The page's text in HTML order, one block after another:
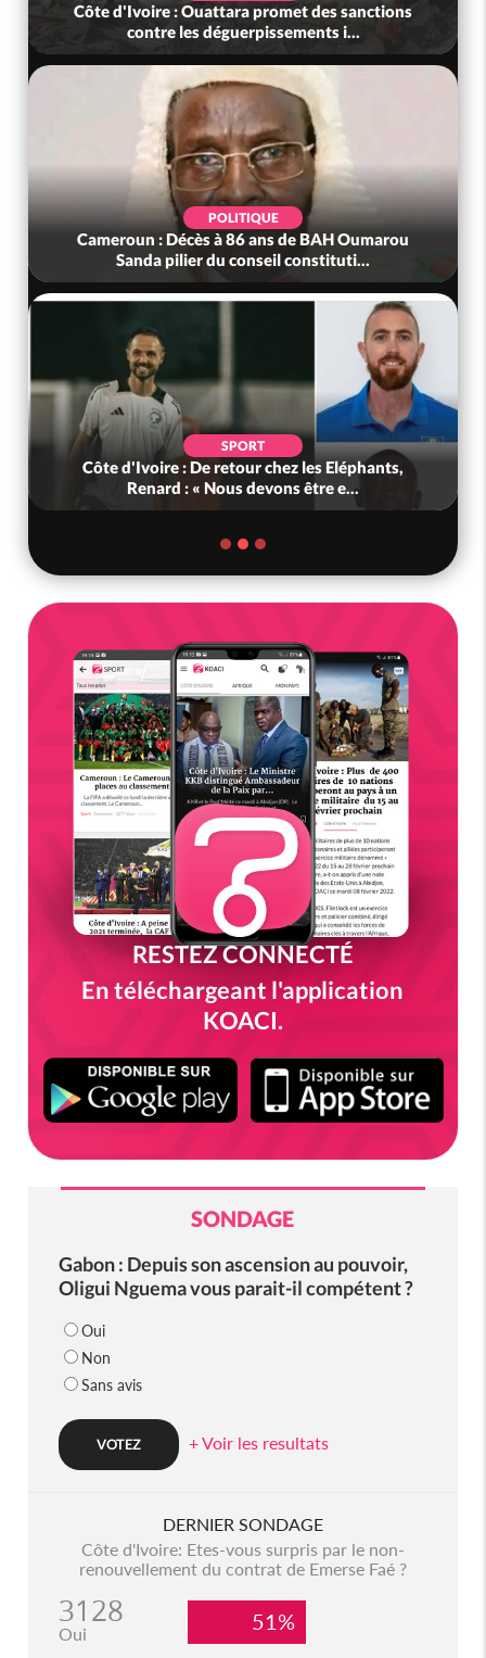
Côte d'Ivoire : Ouattara promet des sanctions
contre les déguerpissements i...
POLITIQUE
Cameroun : Décès à 86 ans de BAH Oumarou
Sanda pilier du conseil constituti...
SPORT
Côte d'Ivoire : De retour chez les Eléphants,
Renard : « Nous devons être e...
RESTEZ CONNECTÉ
En téléchargeant l'application
KOACI.
SONDAGE
Gabon : Depuis son ascension au pouvoir,
Oligui Nguema vous parait-il compétent ?
Oui
Non
Sans avis
+ Voir les resultats
DERNIER SONDAGE
Côte d'Ivoire: Etes-vous surpris par le non-
renouvellement du contrat de Emerse Faé ?
3128
Oui 51%